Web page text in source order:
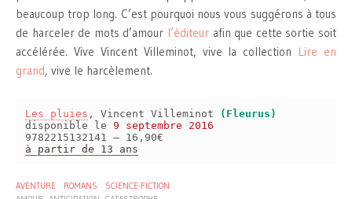
beaucoup trop long. C’est pourquoi nous vous suggérons à tous
de harceler de mots d’amour l’éditeur afin que cette sortie soit
accélérée. Vive Vincent Villeminot, vive la collection Lire en
grand, vive le harcèlement.
Les pluies , Vincent Villeminot
(Fleurus)
disponible le 9 septembre 2016
9782215132141 – 16,90€
à partir de 13 ans
AVENTURE ROMANS
SCIENCE-FICTION